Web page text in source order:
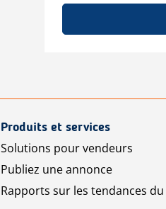
Produits et services
Solutions pour vendeurs
Publiez une annonce
Rapports sur les tendances